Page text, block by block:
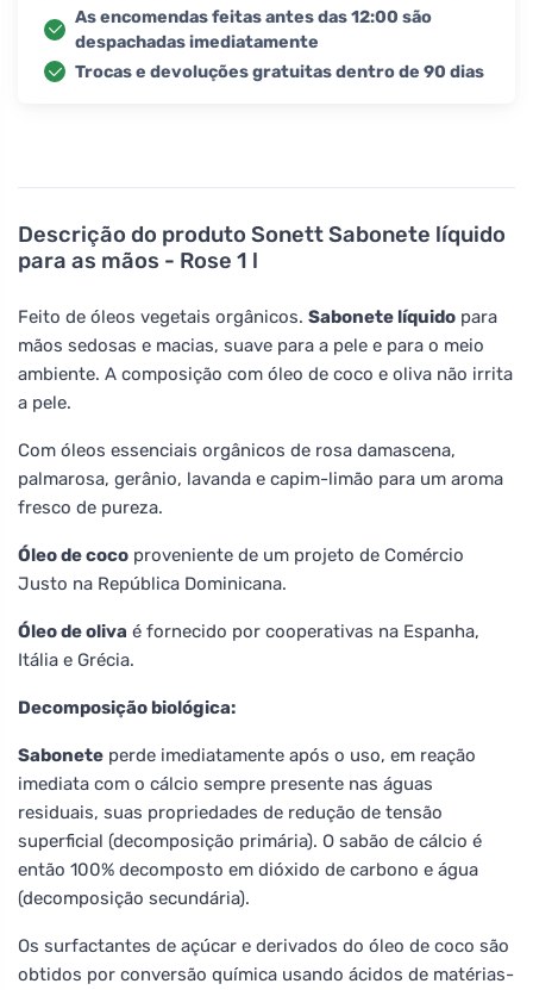
Descrição do produto Sonett Sabonete líquido
para as mãos - Rose 1 l
Feito de óleos vegetais orgânicos. Sabonete líquido para
mãos sedosas e macias, suave para a pele e para o meio
ambiente. A composição com óleo de coco e oliva não irrita
a pele.
Com óleos essenciais orgânicos de rosa damascena,
palmarosa, gerânio, lavanda e capim-limão para um aroma
fresco de pureza.
Óleo de coco proveniente de um projeto de Comércio
Justo na República Dominicana.
Óleo de oliva é fornecido por cooperativas na Espanha,
Itália e Grécia.
Decomposição biológica:
Sabonete perde imediatamente após o uso, em reação
imediata com o cálcio sempre presente nas águas
residuais, suas propriedades de redução de tensão
superficial (decomposição primária). O sabão de cálcio é
então 100% decomposto em dióxido de carbono e água
(decomposição secundária).
Os surfactantes de açúcar e derivados do óleo de coco são
obtidos por conversão química usando ácidos de matérias-
As encomendas feitas antes das 12:00 são
despachadas imediatamente
Trocas e devoluções gratuitas dentro de 90 dias